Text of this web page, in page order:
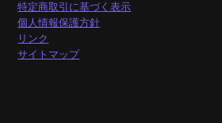
特定商取引に基づく表示
個人情報保護方針
リンク
サイトマップ